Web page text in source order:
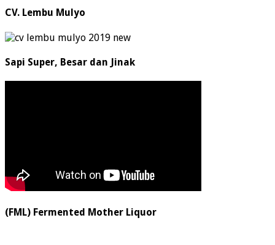
CV. Lembu Mulyo
Sapi Super, Besar dan Jinak
(FML) Fermented Mother Liquor